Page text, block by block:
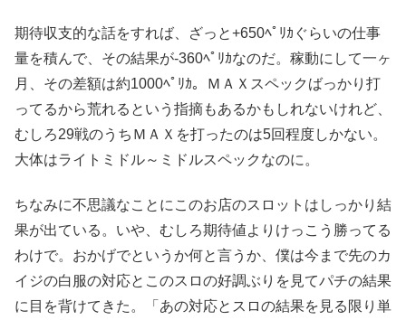
期待収支的な話をすれば、ざっと+650ﾍﾟﾘｶぐらいの仕事
量を積んで、その結果が-360ﾍﾟﾘｶなのだ。稼動にして一ヶ
月、その差額は約1000ﾍﾟﾘｶ。ＭＡＸスペックばっかり打
ってるから荒れるという指摘もあるかもしれないけれど、
むしろ29戦のうちＭＡＸを打ったのは5回程度しかない。
大体はライトミドル～ミドルスペックなのに。
ちなみに不思議なことにこのお店のスロットはしっかり結
果が出ている。いや、むしろ期待値よりけっこう勝ってる
わけで。おかげでというか何と言うか、僕は今まで先のカ
イジの白服の対応とこのスロの好調ぶりを見てパチの結果
に目を背けてきた。「あの対応とスロの結果を見る限り単